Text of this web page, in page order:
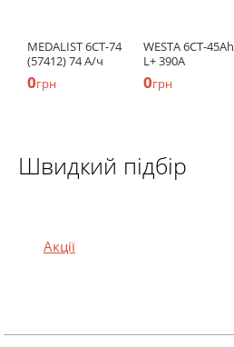
MEDALIST 6CT-74
(57412) 74 А/ч
0грн
WESTA 6СТ-45Ah
L+ 390A
0грн
Швидкий підбір
Акції